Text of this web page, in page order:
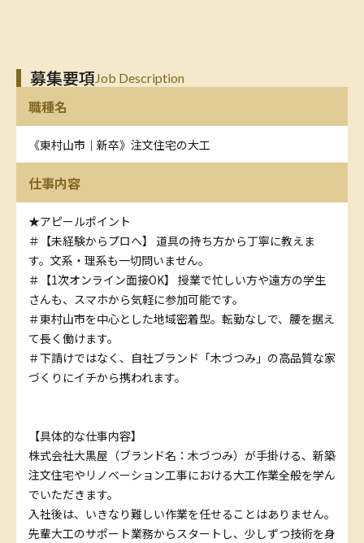
募集要項Job Description
職種名
《東村山市｜新卒》注文住宅の大工
仕事内容
★アピールポイント
＃【未経験からプロへ】 道具の持ち方から丁寧に教えま
す。文系・理系も一切問いません。
＃【1次オンライン面接OK】 授業で忙しい方や遠方の学生
さんも、スマホから気軽に参加可能です。
＃東村山市を中心とした地域密着型。転勤なしで、腰を据え
て長く働けます。
＃下請けではなく、自社ブランド「木づつみ」の高品質な家
づくりにイチから携われます。
【具体的な仕事内容】
株式会社大黒屋（ブランド名：木づつみ）が手掛ける、新築
注文住宅やリノベーション工事における大工作業全般を学ん
でいただきます。
入社後は、いきなり難しい作業を任せることはありません。
先輩大工のサポート業務からスタートし、少しずつ技術を身